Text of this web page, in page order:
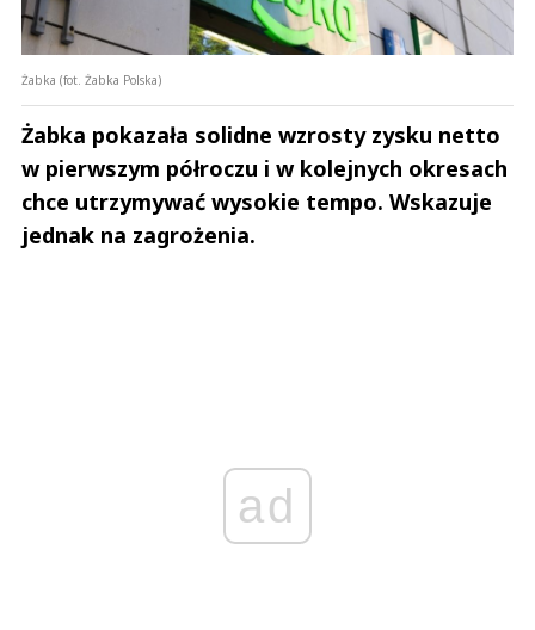
Żabka (fot. Żabka Polska)
Żabka pokazała solidne wzrosty zysku netto
w pierwszym półroczu i w kolejnych okresach
chce utrzymywać wysokie tempo. Wskazuje
jednak na zagrożenia.
ad